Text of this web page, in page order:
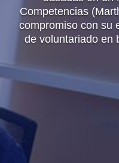
Competencias
compromiso con su
de voluntariado en